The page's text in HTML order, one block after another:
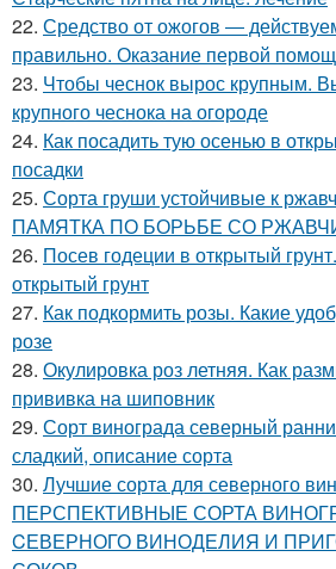
22. Средство от ожогов ―
правильно. Оказание первой
23. Чтобы чеснок вырос крупным.
крупного чеснока на огороде
24. Как посадить тую осенью в
посадки
25. Сорта груши устойчивые к
ПАМЯТКА ПО БОРЬБЕ СО
26. Посев годеции в открытый
открытый грунт
27. Как подкормить розы. Какие
розе
28. Окулировка роз летняя. Как
прививка на шиповник
29. Сорт винограда северный
сладкий, описание сорта
30. Лучшие сорта для северного
ПЕРСПЕКТИВНЫЕ СОРТА
CЕВЕРНОГО ВИНОДЕЛИЯ И